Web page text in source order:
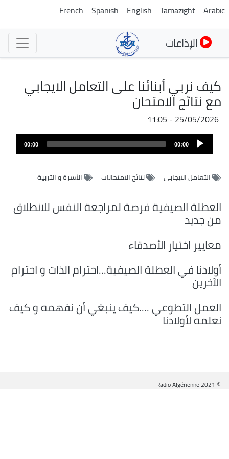
تجاوز
Arabic
Tamazight
English
Spanish
French
الإذاعات
كيف نربي أبنائنا على التعامل الايجابي
مع نتائج الامتحان
25/05/2026 - 11:05
ملف
الصوت
Audio
Player
00:00
00:00
التعامل الايجابي نتائج الامتحانات الأسرة و التربية
العطلة الصيفية فرصة لمراجعة النفس للانطلاق
من جديد
معايير اختيار الأصدقاء
أولادنا في العطلة الصيفية...احترام الذات و احترام
الآخرين
العمل التطوعي ....كيف ينبغي أن نفهمه و كيف
نعلمه لأولادنا
© Radio Algérienne 2021